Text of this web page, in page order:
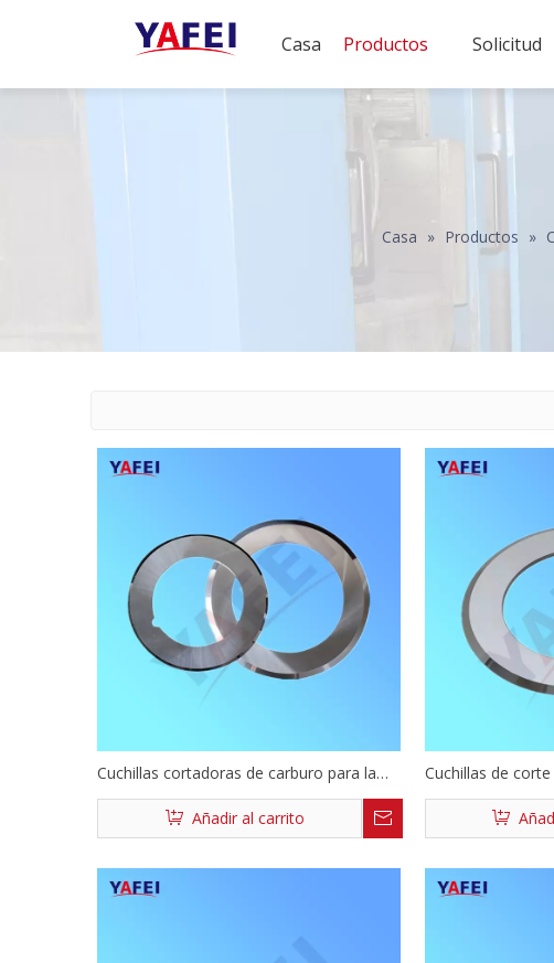
Casa Productos Solicitud
Casa » Productos »
Cuchillas cortadoras de carburo para la
industria de baterías de litio
Añadir al carrito
Cuchillas de
de carburo